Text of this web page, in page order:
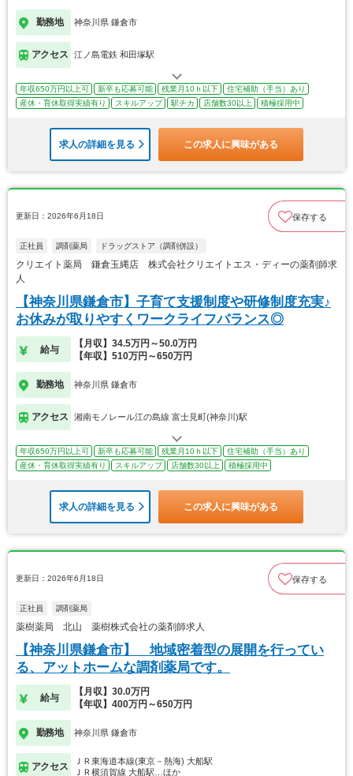
勤務地 神奈川県 鎌倉市
アクセス 江ノ島電鉄 和田塚駅
年収650万円以上可 新卒も応募可能 残業月10ｈ以下
住宅補助（手当）あり
産休・育休取得実績有り
スキルアップ 駅チカ 店舗数30以上 積極採用中
求人の詳細を見る この求人に興味がある
更新日：2026年6月18日 保存する
正社員 調剤薬局 ドラッグストア（調剤併設）
クリエイト薬局 鎌倉玉縄店 株式会社クリエイトエス・ディーの薬剤師求
人
【神奈川県鎌倉市】子育て支援制度や研修制度充実♪
お休みが取りやすくワークライフバランス◎
給与
【月収】34.5万円～50.0万円
【年収】510万円～650万円
勤務地 神奈川県 鎌倉市
アクセス 湘南モノレール江の島線 富士見町(神奈川)駅
年収650万円以上可 新卒も応募可能 残業月10ｈ以下
住宅補助（手当）あり
産休・育休取得実績有り
スキルアップ 店舗数30以上 積極採用中
求人の詳細を見る この求人に興味がある
更新日：2026年6月18日 保存する
正社員 調剤薬局
薬樹薬局 北山 薬樹株式会社の薬剤師求人
【神奈川県鎌倉市】 地域密着型の展開を行ってい
る、アットホームな調剤薬局です。
給与
【月収】30.0万円
【年収】400万円～650万円
勤務地 神奈川県 鎌倉市
アクセス
ＪＲ東海道本線(東京－熱海) 大船駅
ＪＲ横須賀線 大船駅…ほか